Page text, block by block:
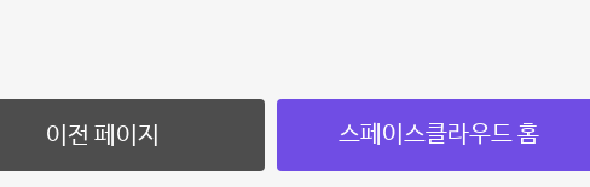
이전 페이지 스페이스클라우드 홈